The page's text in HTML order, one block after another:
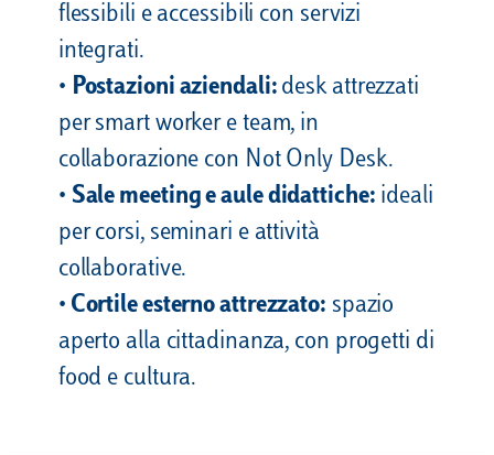
flessibili e accessibili con servizi
integrati.
• Postazioni aziendali: desk attrezzati
per smart worker e team, in
collaborazione con Not Only Desk.
• Sale meeting e aule didattiche: ideali
per corsi, seminari e attività
collaborative.
• Cortile esterno attrezzato: spazio
aperto alla cittadinanza, con progetti di
food e cultura.